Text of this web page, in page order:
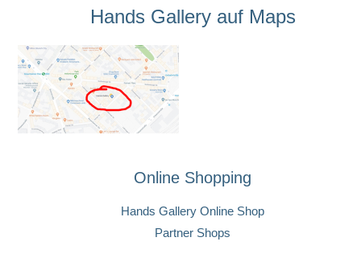
Hands Gallery auf Maps
Online Shopping
Hands Gallery Online Shop
Partner Shops